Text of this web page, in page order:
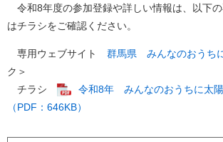
令和8年度の参加登録や詳しい情報は、以下
はチラシをご確認ください。
専用ウェブサイト 群馬県 みんなのおうち
ク＞
チラシ
令和8年 みんなのおうちに太
（PDF：646KB）